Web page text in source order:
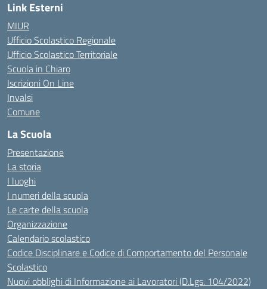
Link Esterni
MIUR
Ufficio Scolastico Regionale
Ufficio Scolastico Territoriale
Scuola in Chiaro
Iscrizioni On Line
Invalsi
Comune
La Scuola
Presentazione
La storia
I luoghi
I numeri della scuola
Le carte della scuola
Organizzazione
Calendario scolastico
Codice Disciplinare e Codice di Comportamento del Personale
Scolastico
Nuovi obblighi di Informazione ai Lavoratori (D.Lgs. 104/2022)